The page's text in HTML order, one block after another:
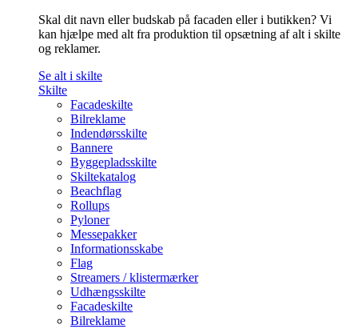
Skal dit navn eller budskab på facaden eller i butikken? Vi
kan hjælpe med alt fra produktion til opsætning af alt i skilte
og reklamer.
Se alt i skilte
Skilte
Facadeskilte
Bilreklame
Indendørsskilte
Bannere
Byggepladsskilte
Skiltekatalog
Beachflag
Rollups
Pyloner
Messepakker
Informationsskabe
Flag
Streamers / klistermærker
Udhængsskilte
Facadeskilte
Bilreklame